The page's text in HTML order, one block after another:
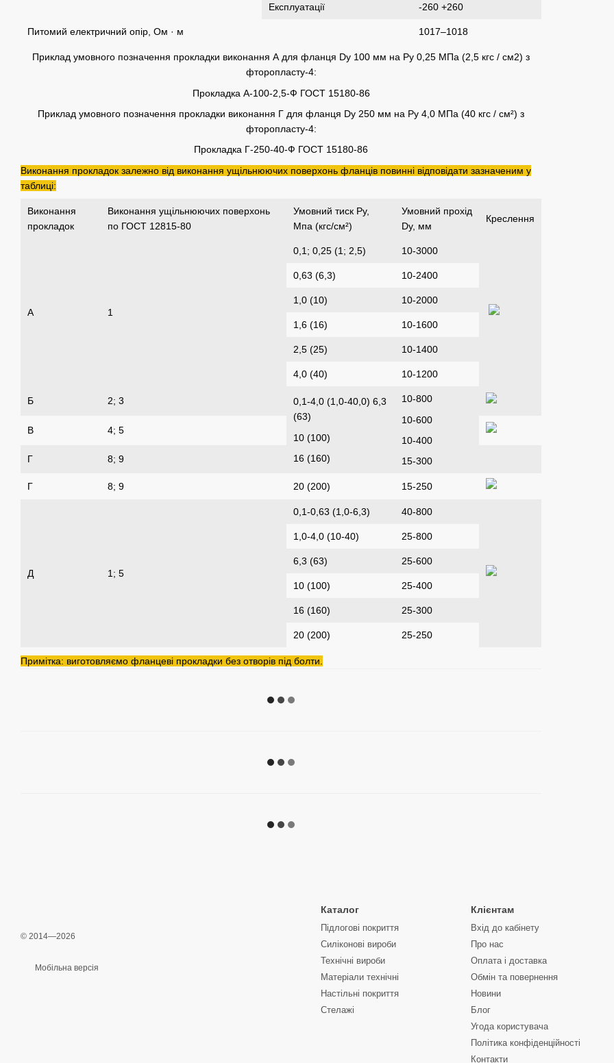
Експлуатації -260 +260
Питомий електричний опір, Ом · м 1017–1018
Приклад умовного позначення прокладки виконання А для фланця Dу 100 мм на Ру 0,25 МПа (2,5 кгс / см2) з
фторопласту-4:
Прокладка А-100-2,5-Ф ГОСТ 15180-86
Приклад умовного позначення прокладки виконання Г для фланця Dу 250 мм на Ру 4,0 МПа (40 кгс / см²) з
фторопласту-4:
Прокладка Г-250-40-Ф ГОСТ 15180-86
Виконання прокладок залежно від виконання ущільнюючих поверхонь фланців повинні відповідати зазначеним у
таблиці:
Виконання
прокладок
Виконання ущільнюючих поверхонь
по ГОСТ 12815-80
Умовний тиск Ру,
Мпа (кгс/см²)
Умовний прохід
Dу, мм
Креслення
А 1
0,1; 0,25 (1; 2,5) 10-3000
0,63 (6,3) 10-2400
1,0 (10) 10-2000
1,6 (16) 10-1600
2,5 (25) 10-1400
4,0 (40) 10-1200
Б 2; 3
0,1-4,0 (1,0-40,0) 6,3
(63)
10 (100)
16 (160)
10-800
10-600
10-400
15-300
В 4; 5
Г 8; 9
Г 8; 9 20 (200) 15-250
Д 1; 5
0,1-0,63 (1,0-6,3) 40-800
1,0-4,0 (10-40) 25-800
6,3 (63) 25-600
10 (100) 25-400
16 (160) 25-300
20 (200) 25-250
Примітка: виготовляємо фланцеві прокладки без отворів під болти.
© 2014—2026
Мобільна версія
Каталог
Підлогові покриття
Силіконові вироби
Технічні вироби
Матеріали технічні
Настільні покриття
Стелажі
Клієнтам
Вхід до кабінету
Про нас
Оплата і доставка
Обмін та повернення
Новини
Блог
Угода користувача
Політика конфіденційності
Контакти